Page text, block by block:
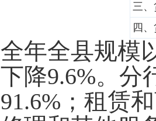
三、
四
全年全县规模
下降9.6%。分
91.6%；租赁